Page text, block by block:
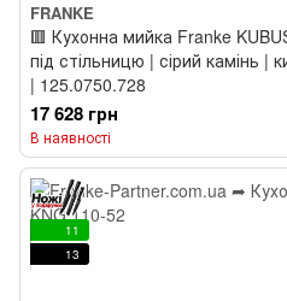
FRANKE
🟥 Кухонна мийка Franke
під стільницю | сірий камінь |
| 125.0750.728
17 628 грн
В наявності
11
13